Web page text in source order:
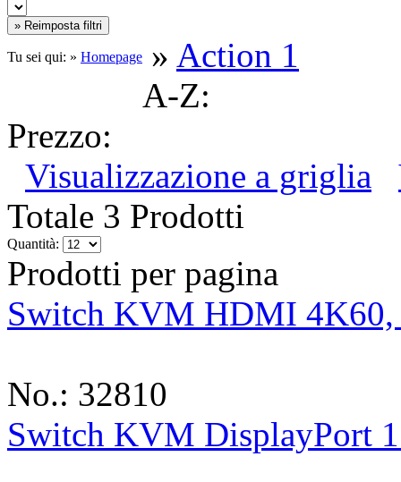
Tu sei qui: » Homepage » Action 1
A-Z:
Prezzo:
Visualizzazione a griglia
Totale 3 Prodotti
Quantità:
Prodotti per pagina
Switch KVM HDMI 4K60,
No.: 32810
Switch KVM DisplayPort